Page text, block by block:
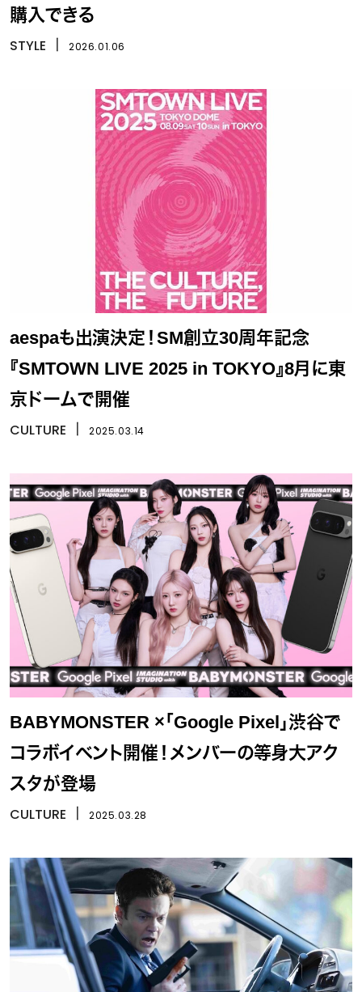
購入できる
STYLE 2026.01.06
aespaも出演決定！SM創立30周年記念
『SMTOWN LIVE 2025 in TOKYO』8月に東
京ドームで開催
CULTURE 2025.03.14
BABYMONSTER ×「Google Pixel」渋谷で
コラボイベント開催！メンバーの等身大アク
スタが登場
CULTURE 2025.03.28